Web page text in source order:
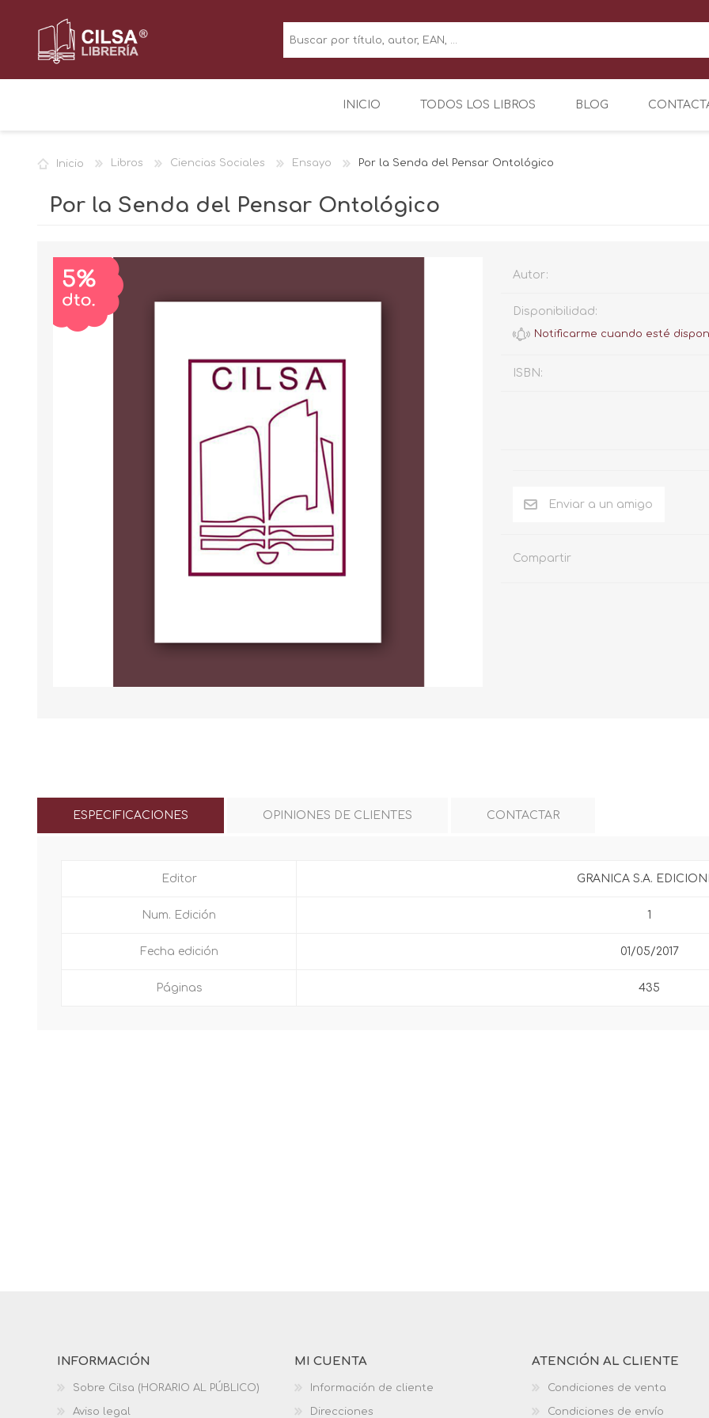
INICIO TODOS LOS LIBROS BLOG
Inicio Libros Ciencias Sociales Ensayo Por la Senda del Pensar Ontológico
Por la Senda del Pensar Ontológico
Autor:
Disponibilidad:
ISBN:
Compartir
ESPECIFICACIONES OPINIONES DE CLIENTES CONTACTAR
Editor GRANICA S.A.
Num. Edición 1
Fecha edición 01/05/2017
Páginas 435
INFORMACIÓN
Sobre Cilsa (HORARIO AL PÚBLICO)
Aviso legal
MI CUENTA
Información de cliente
Direcciones
ATENCIÓN AL CLIENTE
Condiciones de venta
Condiciones de envío